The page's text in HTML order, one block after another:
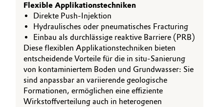
Flexible Applikationstechniken
Direkte Push-Injektion
Hydraulisches oder pneumatisches Fracturing
Einbau als durchlässige reaktive Barriere (PRB)
Diese flexiblen Applikationstechniken bieten
entscheidende Vorteile für die in situ-Sanierung
von kontaminiertem Boden und Grundwasser: Sie
sind anpassbar an variierende geologische
Formationen, ermöglichen eine effiziente
Wirkstoffverteilung auch in heterogenen